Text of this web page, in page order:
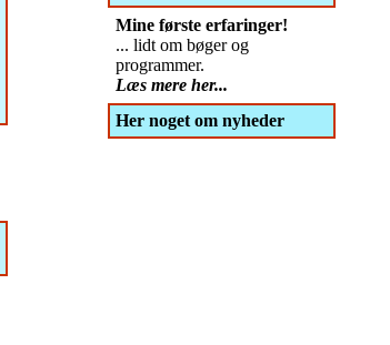
Mine første erfaringer!
... lidt om bøger og
programmer.
Læs mere her...
Her noget om nyheder